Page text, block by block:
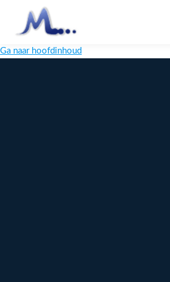
Ga naar hoofdinhoud